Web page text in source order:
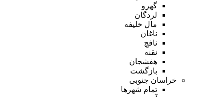
گهرو
لردگان
مال خلیفه
ناغان
نافچ
نقنه
هفشجان
بازگشت
خراسان جنوبی
تمام شهر‌ها